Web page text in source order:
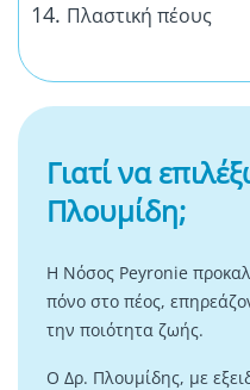
Πλαστική πέους
Γιατί να
Πλουμίδη;
Η Νόσος Peyronie
πόνο στο πέος,
την ποιότητα ζωής.
Ο Δρ. Πλουμίδης, με